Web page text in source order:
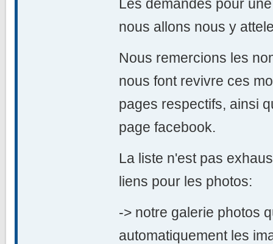
Les demandes pour
nous allons nous y
Nous remercions les
nous font revivre ces
pages respectifs, ainsi
page facebook.
La liste n'est pas
liens pour les photos:
-> notre galerie photos
automatiquement les